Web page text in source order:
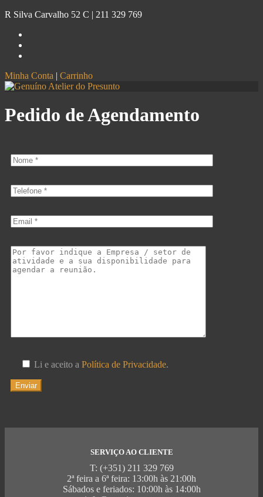
R Silva Carvalho 52 C | 211 329 769
Minha Conta | Carrinho
Genuíno
Atelier do Presunto
Pedido de Agendamento
Li e aceito a Política de Privacidade.
SERVIÇO AO CLIENTE
T: (+351) 211 329 769
2ª feira a 6ª feira: 13:00h às 21:00h
Sábados e feriados: 10:00h às 14:00h